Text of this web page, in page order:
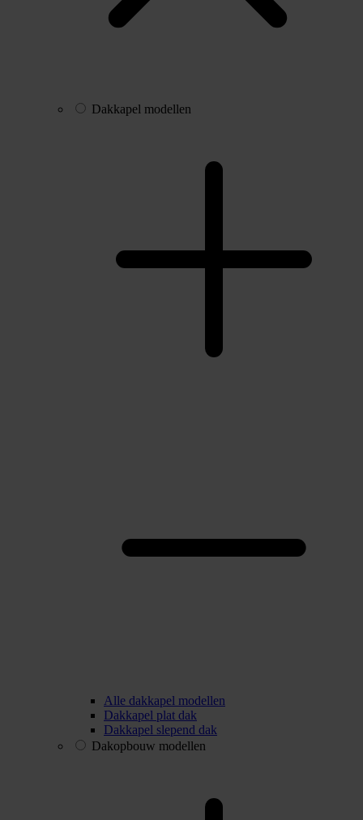
Dakkapel modellen
Alle dakkapel modellen
Dakkapel plat dak
Dakkapel slepend dak
Dakopbouw modellen